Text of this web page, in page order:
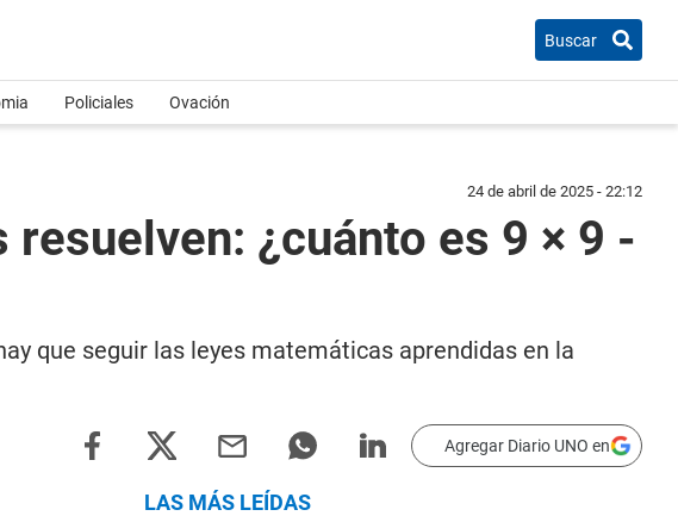
Buscar
Policiales Ovación
24 de abril de 2025 - 22:12
¿cuánto es 9 × 9 -
que seguir las leyes matemáticas aprendidas en la
Agregar Diario UNO en
LAS MÁS LEÍDAS